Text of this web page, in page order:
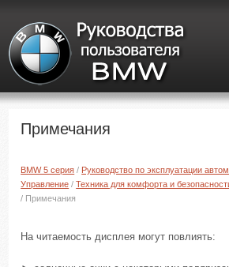
Примечания
BMW 5 серия / Руководство по эксплуатации
Управление /Техника для комфорта и
/ Примечания
На читаемость дисплея могут повлиять: